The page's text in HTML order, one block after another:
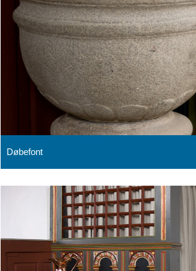
Døbefont